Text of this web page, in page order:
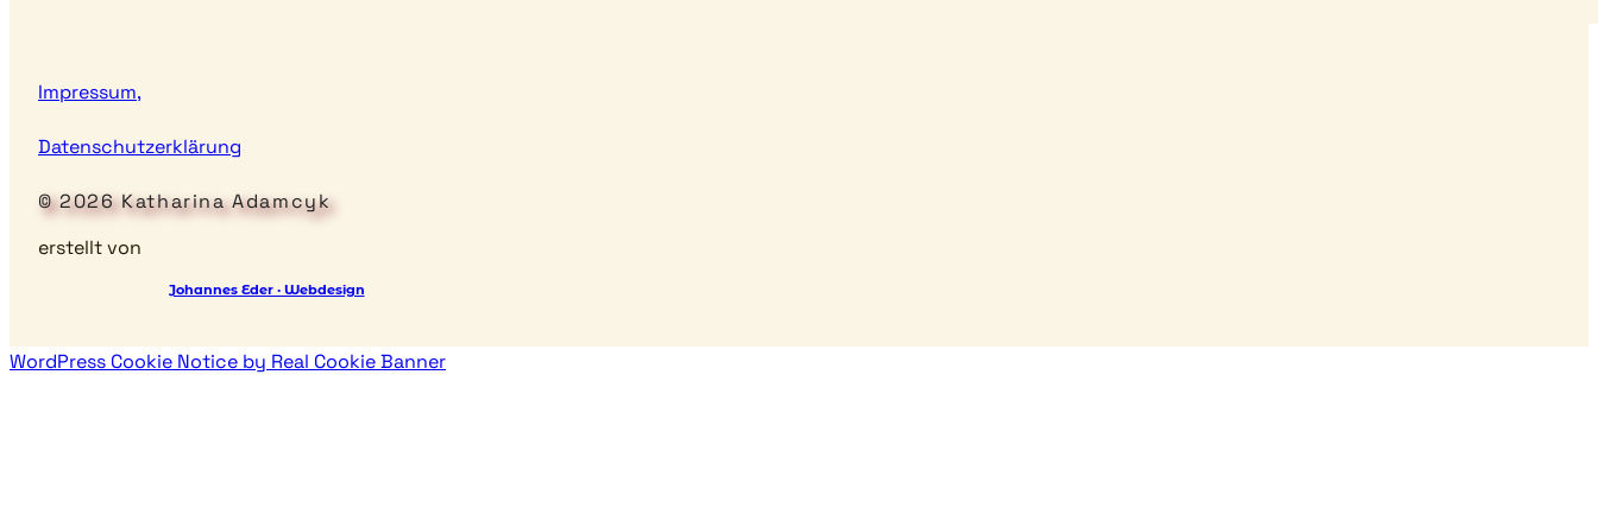
Impressum,
Datenschutzerklärung
© 2026 Katharina Adamcyk
erstellt von
Johannes Eder · Webdesign
WordPress Cookie Notice by Real Cookie Banner